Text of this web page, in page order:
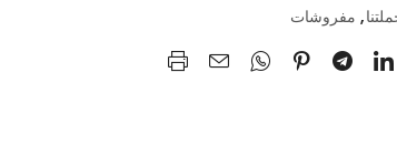
, مفروشات